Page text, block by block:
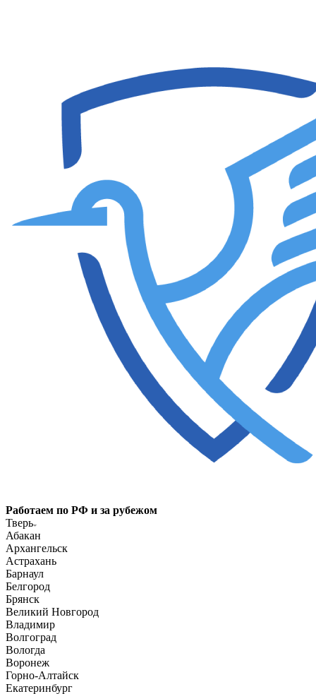
Работаем по РФ и за рубежом
Тверь
Абакан
Архангельск
Астрахань
Барнаул
Белгород
Брянск
Великий Новгород
Владимир
Волгоград
Вологда
Воронеж
Горно-Алтайск
Екатеринбург